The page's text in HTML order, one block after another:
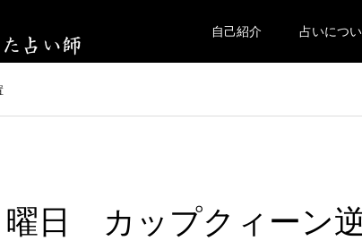
自己紹介 占いにつ
日 カップクィーン